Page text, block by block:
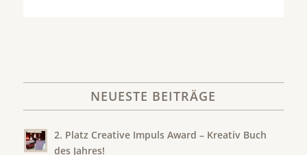
NEUESTE BEITRÄGE
2. Platz Creative Impuls Award – Kreativ Buch
des Jahres!